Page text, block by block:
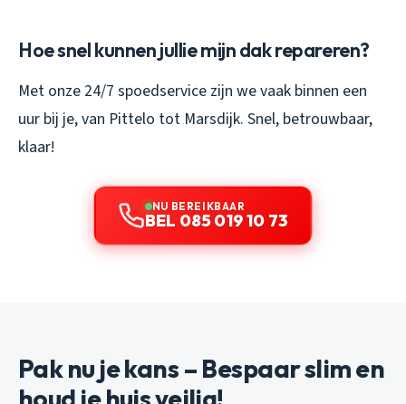
Hoe snel kunnen jullie mijn dak repareren?
Met onze 24/7 spoedservice zijn we vaak binnen een
uur bij je, van Pittelo tot Marsdijk. Snel, betrouwbaar,
klaar!
NU BEREIKBAAR
BEL 085 019 10 73
Pak nu je kans – Bespaar slim en